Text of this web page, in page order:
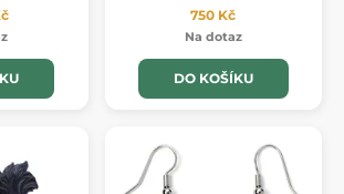
750 Kč
Na dotaz
DO KOŠÍKU